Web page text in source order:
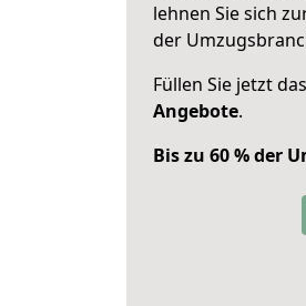
lehnen Sie sich
der
Füllen Sie jetzt
Angebote.
Bis zu 60 % der